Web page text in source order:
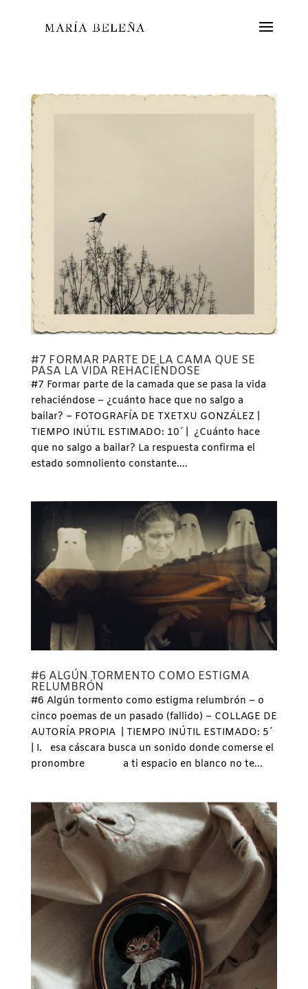
#7 FORMAR PARTE DE LA CAMA QUE SE
PASA LA VIDA REHACIÉNDOSE
#7 Formar parte de la camada que se pasa la vida
rehaciéndose – ¿cuánto hace que no salgo a
bailar? – FOTOGRAFÍA DE TXETXU GONZÁLEZ |
TIEMPO INÚTIL ESTIMADO: 10´ | ¿Cuánto hace
que no salgo a bailar? La respuesta confirma el
estado somnoliento constante....
#6 ALGÚN TORMENTO COMO ESTIGMA
RELUMBRÓN
#6 Algún tormento como estigma relumbrón – o
cinco poemas de un pasado (fallido) – COLLAGE DE
AUTORÍA PROPIA | TIEMPO INÚTIL ESTIMADO: 5´
| I. esa cáscara busca un sonido donde comerse el
pronombre a ti espacio en blanco no te...